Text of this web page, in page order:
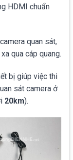
HDMI chuẩn
quan sát,
qua cáp quang.
bị giúp việc thi
sát camera ở
20km).